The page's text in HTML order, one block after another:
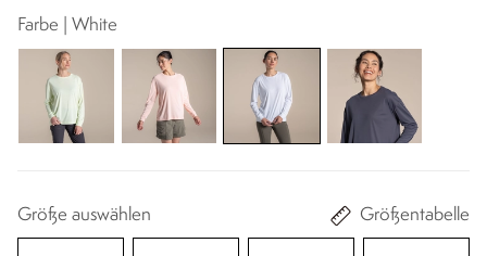
Farbe | White
Größe auswählen Größentabelle